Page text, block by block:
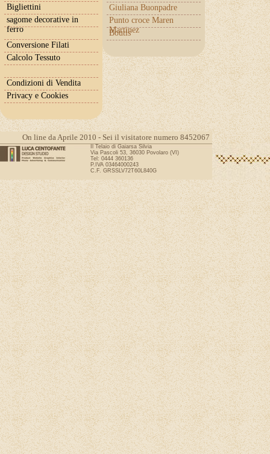
Giuliana Buonpadre
Punto croce Maren
Martinez
Boutis
Bigliettini
sagome decorative in
ferro
Conversione Filati
Calcolo Tessuto
Condizioni di Vendita
Privacy e Cookies
On line da Aprile 2010 - Sei il visitatore numero 8452067
Il Telaio di Gaiarsa Silvia
Via Pascoli 53, 36030 Povolaro (VI)
Tel: 0444 360136
P.IVA 03464000243
C.F. GRSSLV72T60L840G